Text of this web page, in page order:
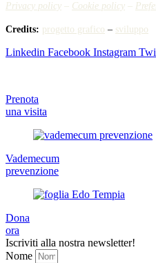
Privacy policy – Cookie policy –
Credits: progetto grafico – sviluppo
Linkedin Facebook Instagram
Prenota
una visita
Vademecum
prevenzione
Dona
ora
Iscriviti alla nostra newsletter!
Nome